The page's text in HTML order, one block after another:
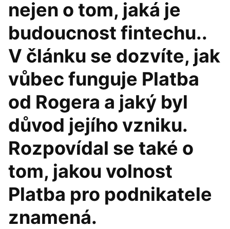
nejen o tom, jaká je
budoucnost fintechu..
V článku se dozvíte, jak
vůbec funguje Platba
od Rogera a jaký byl
důvod jejího vzniku.
Rozpovídal se také o
tom, jakou volnost
Platba pro podnikatele
znamená.